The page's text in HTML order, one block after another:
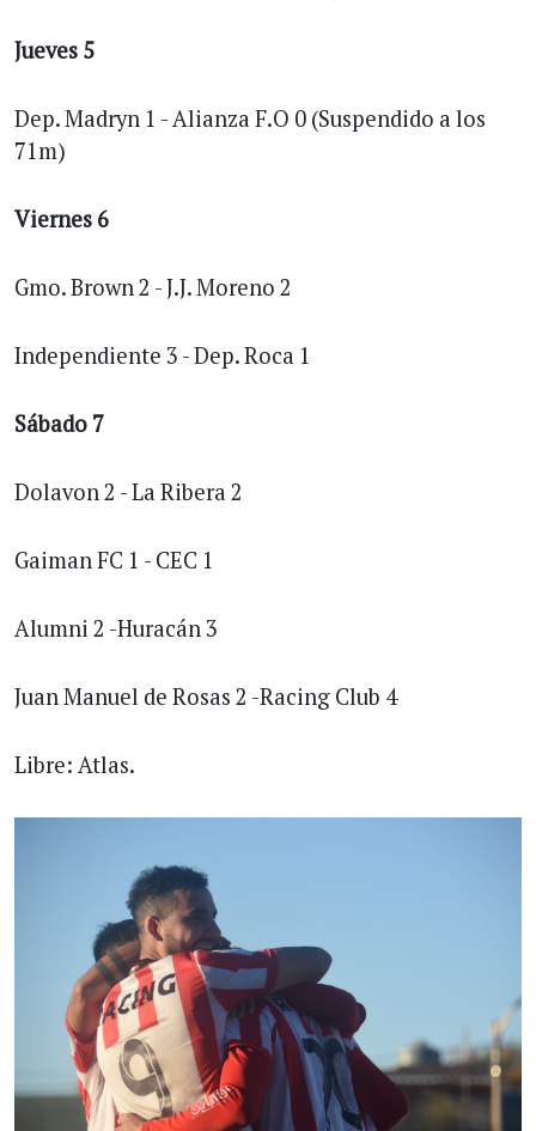
Jueves 5
Dep. Madryn 1 - Alianza F.O 0 (Suspendido a los
71m)
Viernes 6
Gmo. Brown 2 - J.J. Moreno 2
Independiente 3 - Dep. Roca 1
Sábado 7
Dolavon 2 - La Ribera 2
Gaiman FC 1 - CEC 1
Alumni 2 -Huracán 3
Juan Manuel de Rosas 2 -Racing Club 4
Libre: Atlas.